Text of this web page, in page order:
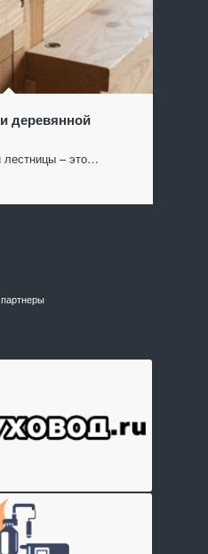
деревянной
лестницы – это…